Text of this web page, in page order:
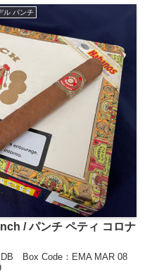
ル パンチ
/ パンチ ペティ コロナ
Box Code：EMA MAR 08